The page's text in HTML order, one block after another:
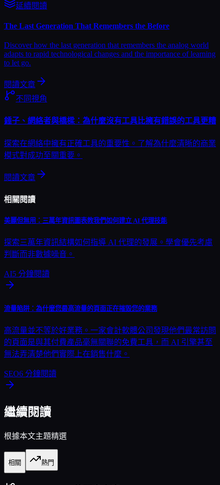
延續閱讀
The Last Generation That Remembers the Before
Discover how the last generation that remembers the analog world
adapts to rapid technological changes and the importance of learning
to let go.
閱讀文章
不同視角
錘子、網絡者與橋樑：為什麼沒有工具比擁有錯誤的工具更糟
探索在網絡中擁有正確工具的重要性。了解為什麼清晰的商業
模式對成功至關重要。
閱讀文章
相關閱讀
美麗但無用：三萬年資訊圖表教我們如何建立 AI 代理技能
探索三萬年資訊結構如何指導 AI 代理的發展。學會優先考慮
判斷而非數據噪音。
AI5 分鐘閱讀
流量陷阱：為什麼您最高流量的頁面正在摧毀您的業務
高流量並不等於好業務。一家會計軟體公司發現他們最常訪問
的頁面是與其付費產品毫無關聯的免費工具，而 AI 引擎甚至
無法弄清楚他們實際上在銷售什麼。
SEO6 分鐘閱讀
繼續閱讀
根據本文主題精選
相關 熱門